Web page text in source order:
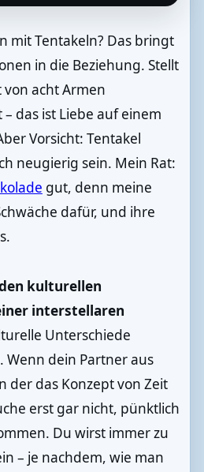
mit Tentakeln? Das bringt
in die Beziehung. Stellt
acht Armen
das ist Liebe auf einem
Vorsicht: Tentakel
neugierig sein. Mein Rat:
gut, denn meine
dafür, und ihre
kulturellen
interstellaren
Unterschiede
Wenn dein Partner aus
der das Konzept von Zeit
erst gar nicht, pünktlich
Du wirst immer zu
– je nachdem, wie man